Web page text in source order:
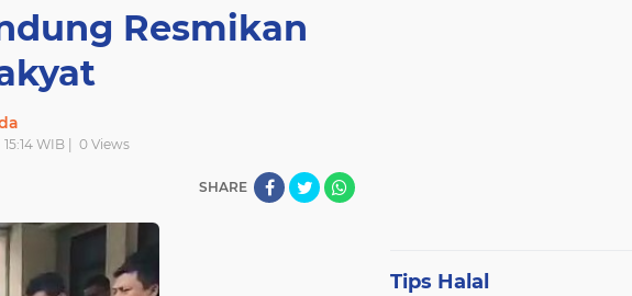
Resmikan
WIB | 0 Views
SHARE
Tips Halal